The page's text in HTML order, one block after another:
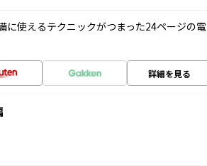
使えるテクニックがつまった24ページの電
詳細を見る